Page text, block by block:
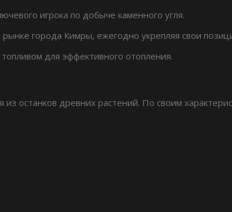
игрока по добыче каменного угля.
города Кимры, ежегодно укрепляя свои
для эффективного отопления.
останков древних растений. По своим